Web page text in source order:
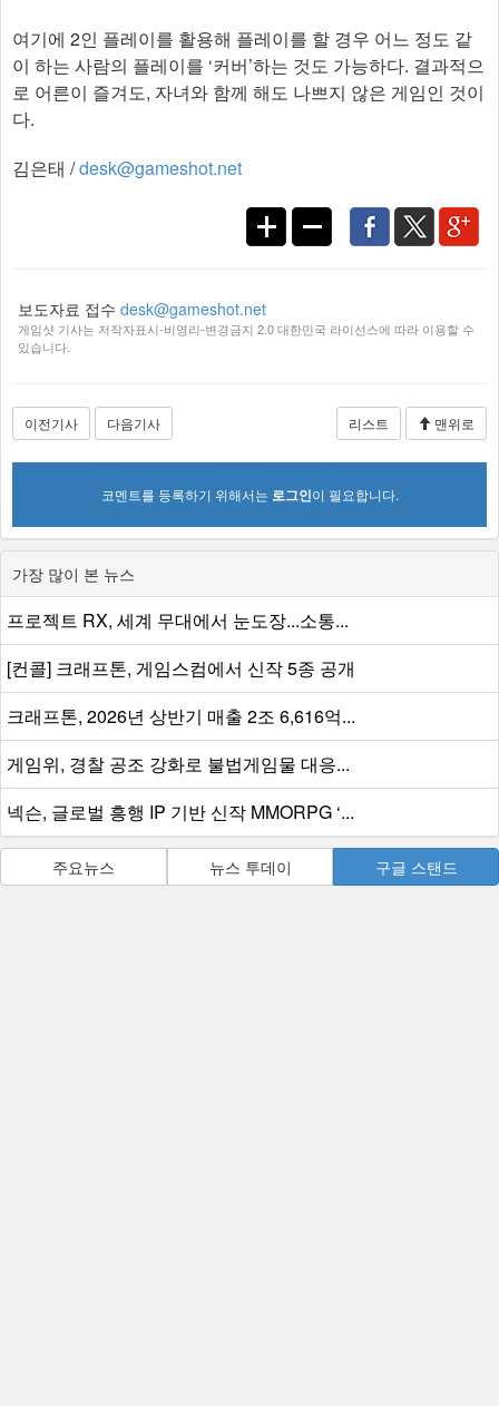
여기에 2인 플레이를 활용해 플레이를 할 경우 어느 정도 같
이 하는 사람의 플레이를 ‘커버’하는 것도 가능하다. 결과적으
로 어른이 즐겨도, 자녀와 함께 해도 나쁘지 않은 게임인 것이
다.
김은태 /desk@gameshot.net
보도자료 접수 desk@gameshot.net
게임샷 기사는 저작자표시-비영리-변경금지 2.0 대한민국 라이선스에 따라 이용할 수
있습니다.
이전기사 다음기사 리스트 맨위로
코멘트를 등록하기 위해서는 로그인이 필요합니다.
가장 많이 본 뉴스
프로젝트 RX, 세계 무대에서 눈도장...소통...
[컨콜] 크래프톤, 게임스컴에서 신작 5종 공개
크래프톤, 2026년 상반기 매출 2조 6,616억...
게임위, 경찰 공조 강화로 불법게임물 대응...
넥슨, 글로벌 흥행 IP 기반 신작 MMORPG ‘...
주요뉴스 뉴스 투데이 구글 스탠드